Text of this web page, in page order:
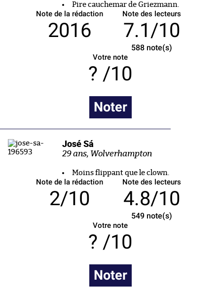
Pire cauchemar de Griezmann.
Note de la rédaction
2016
Note des lecteurs
7.1/10
588note(s)
Votre note
/10
Noter
José Sá
29 ans, Wolverhampton
Moins flippant que le clown.
Note de la rédaction
2/10
Note des lecteurs
4.8/10
549note(s)
Votre note
/10
Noter